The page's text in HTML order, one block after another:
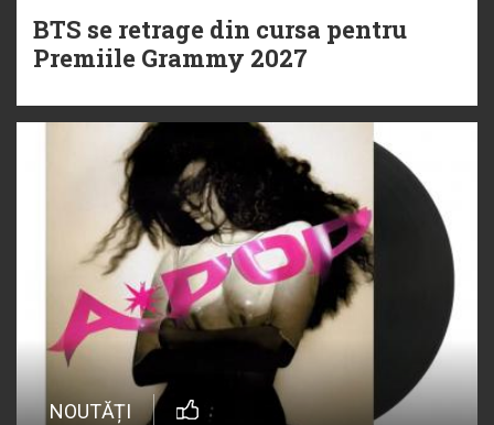
BTS se retrage din cursa pentru
Premiile Grammy 2027
NOUTĂȚI